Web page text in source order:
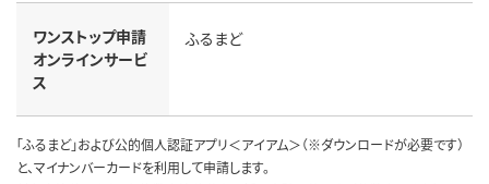
ワンストップ申請
オンラインサービ
ス
ふるまど
「ふるまど」および公的個人認証アプリ＜アイアム＞（※ダウンロードが必要です）
と、マイナンバーカードを利用して申請します。